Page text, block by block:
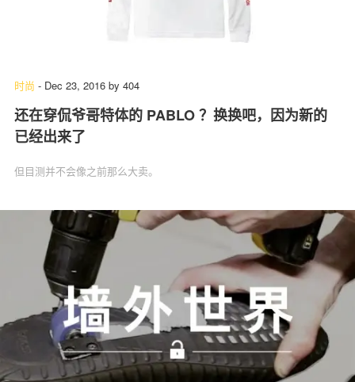
时尚 - Dec 23, 2016 by 404
还在穿侃爷哥特体的 PABLO ？换换吧，因为新的
已经出来了
但目测并不会像之前那么大卖。